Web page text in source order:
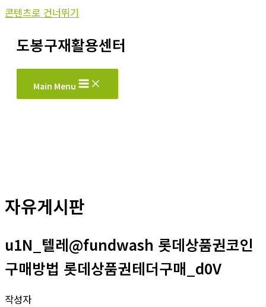
콘텐츠로 건너뛰기
도봉구재활용센터
Main Menu
자유게시판
u1N_텔레@fundwash 롯데상품권코인
구매방법 롯데상품권테더구매_d0V
작성자